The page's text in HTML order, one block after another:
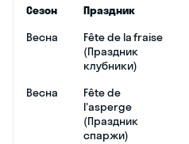
Сезон Праздник
Весна
Fête de la fraise
(Праздник
клубники)
Весна
Fête de
l'asperge
(Праздник
спаржи)